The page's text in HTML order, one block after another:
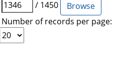
/ 1450
Number of records per page: